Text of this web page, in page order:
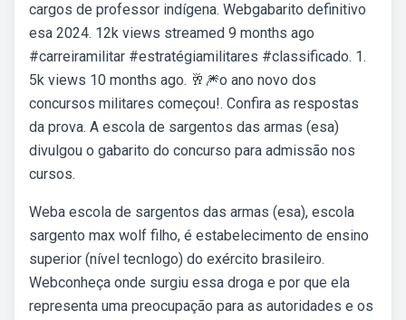
cargos de professor indígena. Webgabarito definitivo
esa 2024. 12k views streamed 9 months ago
#carreiramilitar #estratégiamilitares #classificado. 1.
5k views 10 months ago. 🥂🎆o ano novo dos
concursos militares começou!. Confira as respostas
da prova. A escola de sargentos das armas (esa)
divulgou o gabarito do concurso para admissão nos
cursos.
Weba escola de sargentos das armas (esa), escola
sargento max wolf filho, é estabelecimento de ensino
superior (nível tecnlogo) do exército brasileiro.
Webconheça onde surgiu essa droga e por que ela
representa uma preocupação para as autoridades e os